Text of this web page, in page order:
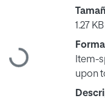
Cargando...
1.27 KB
Item-
upon